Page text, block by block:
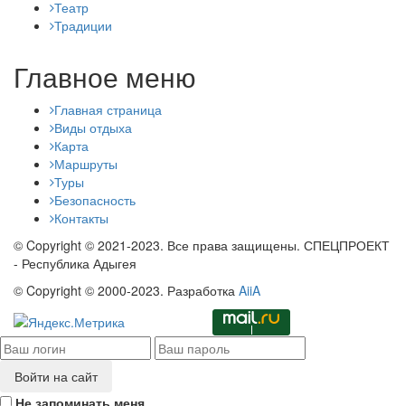
Театр
Традиции
Главное меню
Главная страница
Виды отдыха
Карта
Маршруты
Туры
Безопасность
Контакты
© Copyright © 2021-2023. Все права защищены. СПЕЦПРОЕКТ
- Республика Адыгея
© Copyright © 2000-2023. Разработка AiiA
Войти на сайт
Не запоминать меня